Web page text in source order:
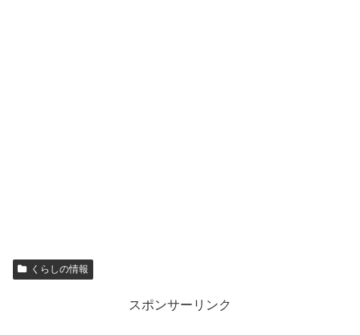
くらしの情報
スポンサーリンク